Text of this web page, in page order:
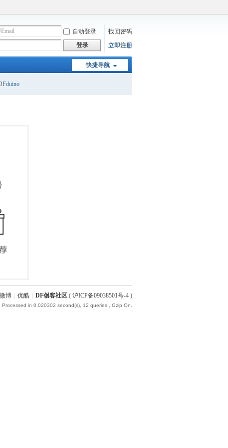
自动登录
找回密码
登录 立即注册
快捷导航
微博 优酷 DF创客社区 ( 沪ICP备09038501号-4 )
, Processed in 0.020302 second(s), 12 queries , Gzip On.